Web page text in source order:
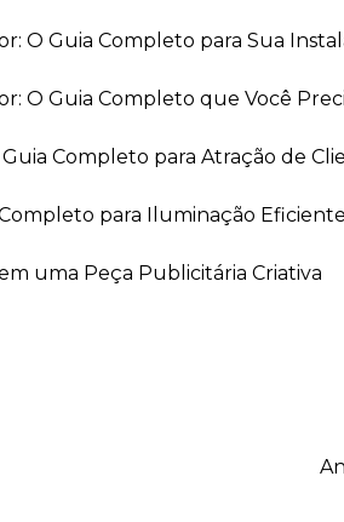
O Guia Completo para Sua
O Guia Completo que Você
Guia Completo para Atração de
para Iluminação Eficiente
uma Peça Publicitária Criativa